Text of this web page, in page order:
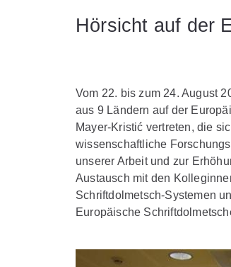
Hörsicht auf der
Vom 22. bis zum 24. August
aus 9 Ländern auf der
Mayer-Kristić vertreten, die
wissenschaftliche
unserer Arbeit und zur
Austausch mit den
Schriftdolmetsch-Systemen
Europäische